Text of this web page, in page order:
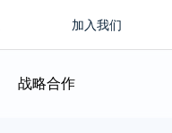
加入我们
战略合作